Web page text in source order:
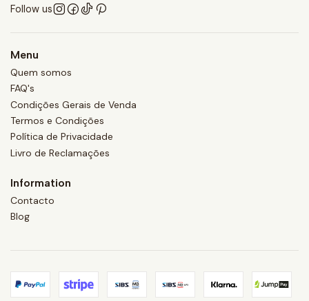
Follow us
Menu
Quem somos
FAQ's
Condições Gerais de Venda
Termos e Condições
Política de Privacidade
Livro de Reclamações
Information
Contacto
Blog